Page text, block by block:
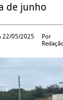
de junho
22/05/2025
Por